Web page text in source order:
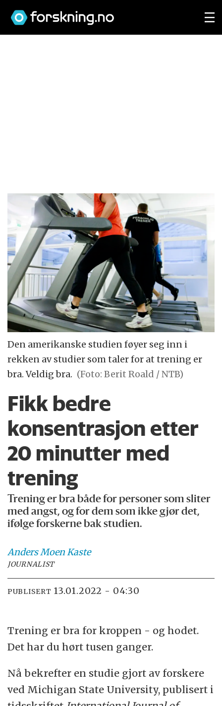
Den amerikanske studien føyer seg inn i
rekken av studier som taler for at trening er
bra. Veldig bra. (Foto: Berit Roald / NTB)
Fikk bedre
konsentrasjon etter
20 minutter med
trening
Trening er bra både for personer som sliter
med angst, og for dem som ikke gjør det,
ifølge forskerne bak studien.
Anders MoenKaste
JOURNALIST
PUBLISERT 13.01.2022 - 04:30
Trening er bra for kroppen - og hodet.
Det har du hørt tusen ganger.
Nå bekrefter en studie gjort av forskere
ved Michigan State University, publisert i